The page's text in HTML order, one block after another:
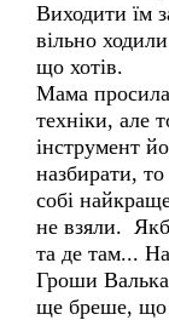
Виходити їм
вільно
що хотів.
Мама
техніки, але
інструмент
назбирати,
собі
не взяли.
та де там...
Гроши
ще бреше, що